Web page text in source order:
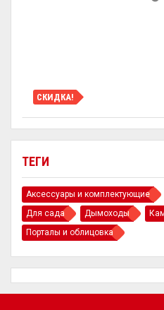
ТЕГИ
Аксессуары и комплектующие
Для сада
Дымоходы
Порталы и облицовка
СКИДКА!